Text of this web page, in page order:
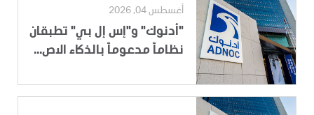
أغسطس 04, 2026
"أدنوك" و"إس إل بي" تطبقان
نظاماً مدعوماً بالذكاء الاص...